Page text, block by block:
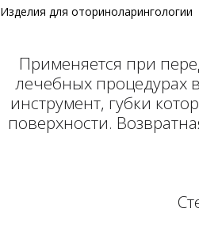
Изделия для оториноларингологии
Применяется при
лечебных процедурах
инструмент, губки
поверхности.